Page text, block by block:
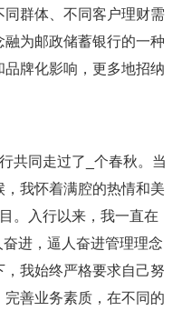
群体、不同客户理财需
为邮政储蓄银行的一种
牌化影响，更多地招纳
共同走过了_个春秋。当
我怀着满腔的热情和美
。入行以来，我一直在
进，逼人奋进管理理念
我始终严格要求自己努
善业务素质，在不同的